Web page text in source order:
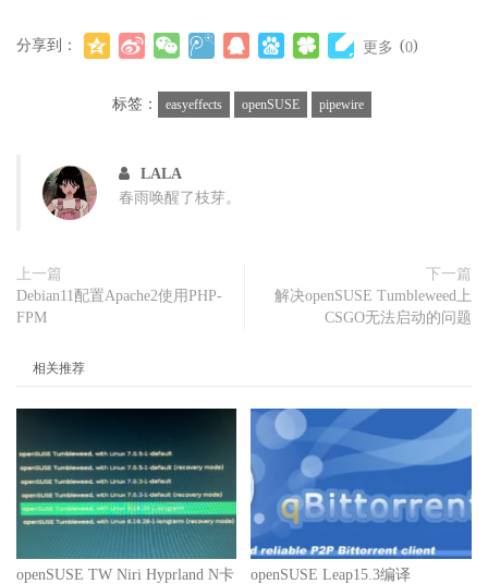
分享到： 更多 (0)
标签： easyeffects openSUSE pipewire
LALA
春雨唤醒了枝芽。
上一篇
Debian11配置Apache2使用PHP-
FPM
下一篇
解决openSUSE Tumbleweed上
CSGO无法启动的问题
相关推荐
openSUSE TW Niri Hyprland N卡
openSUSE Leap15.3编译